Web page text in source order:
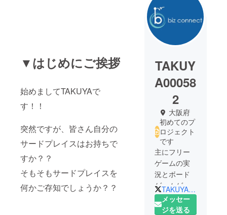
▼はじめにご挨拶
始めましてTAKUYAで
す！！
突然ですが、皆さん自分の
サードプレイスはお持ちで
すか？？
そもそもサードプレイスを
何かご存知でしょうか？？
TAKUY
A00058
2
大阪府
初めてのプ
ロジェクト
です
主にフリー
ゲームの実
況とボード
ゲームゲー
ムの紹介を
していま
TAKUYA000582
メッセー
ジを送る